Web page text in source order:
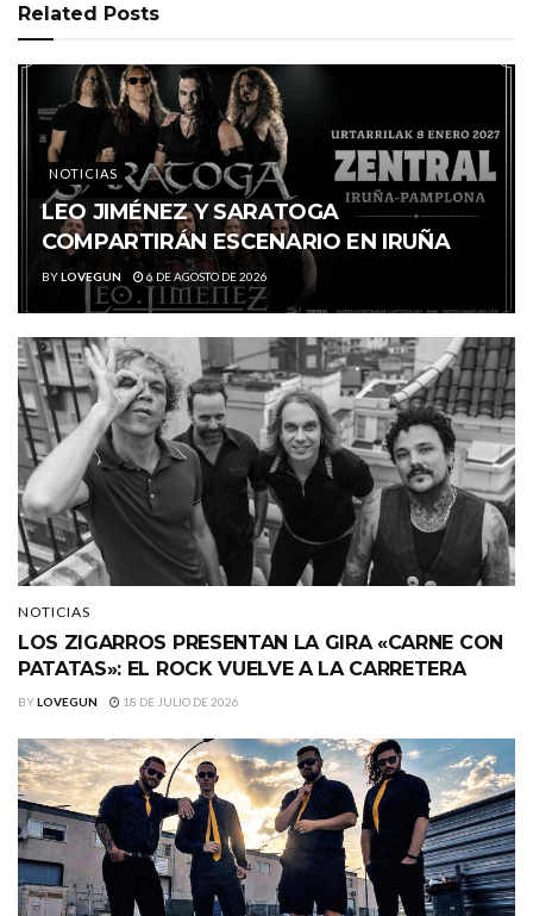
Related Posts
NOTICIAS
LEO JIMÉNEZ Y SARATOGA
COMPARTIRÁN ESCENARIO EN IRUÑA
BYLOVEGUN 6 DE AGOSTO DE 2026
NOTICIAS
LOS ZIGARROS PRESENTAN LA GIRA «CARNE CON
PATATAS»: EL ROCK VUELVE A LA CARRETERA
BYLOVEGUN 18 DE JULIO DE 2026